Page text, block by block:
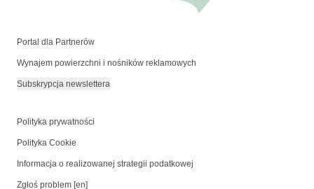
Portal dla Partnerów
Wynajem powierzchni i nośników reklamowych
Subskrypcja newslettera
Polityka prywatności
Polityka Cookie
Informacja o realizowanej strategii podatkowej
Zgłoś problem [en]